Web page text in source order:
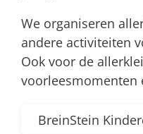
We organiseren
andere activiteiten
Ook voor de
voorleesmomenten
BreinStein